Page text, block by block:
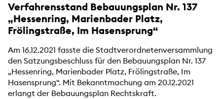
Verfahrensstand Bebauungsplan Nr. 137
„Hessenring, Marienbader Platz,
Frölingstraße, Im Hasensprung“
Am 16.12.2021 fasste die Stadtverordnetenversammlung
den Satzungsbeschluss für den Bebauungsplan Nr. 137
„Hessenring, Marienbader Platz, Frölingstraße, Im
Hasensprung“. Mit Bekanntmachung am 20.12.2021
erlangt der Bebauungsplan Rechtskraft.